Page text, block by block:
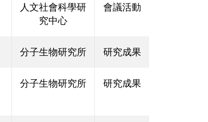
人文社會科學研
究中心
會議活動
分子生物研究所 研究成果
分子生物研究所 研究成果